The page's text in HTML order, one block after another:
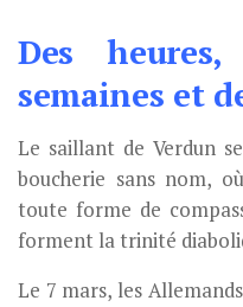
Des
semaines et
Le saillant de Verdun
boucherie sans nom,
toute forme de
forment la trinité
Le 7 mars, les